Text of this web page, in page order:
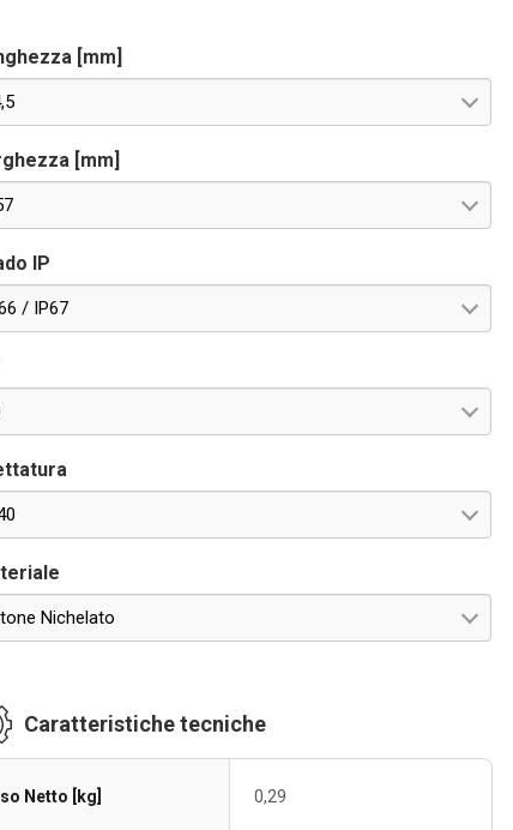
[mm]
[mm]
IP
/ IP67
Nichelato
Caratteristiche tecniche
Netto [kg] 0,29